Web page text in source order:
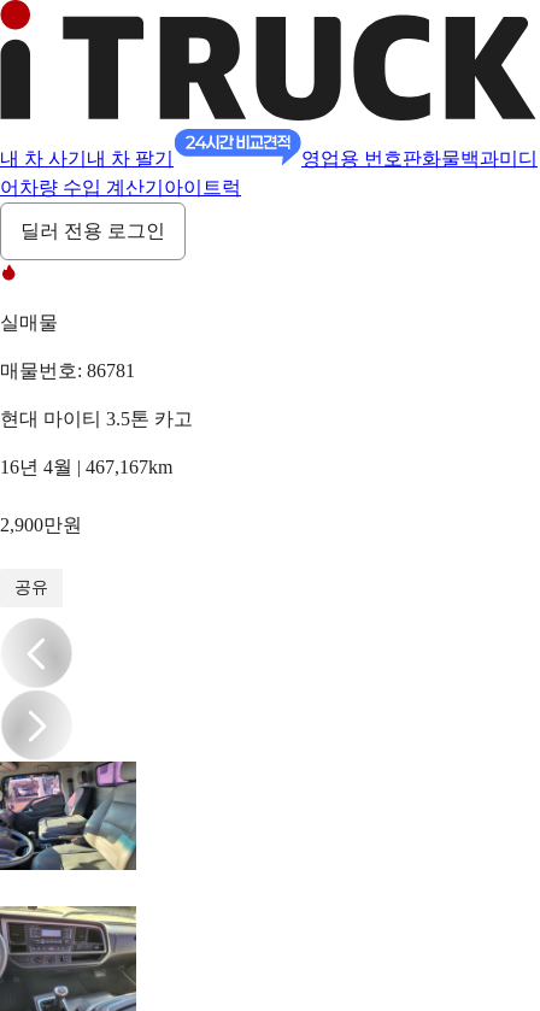
내 차 사기 내 차 팔기 영업용 번호판화물백과미디
어 차량 수입 계산기 아이트럭
딜러 전용 로그인
실매물
매물번호: 86781
현대 마이티 3.5톤 카고
16년 4월 | 467,167km
2,900만원
공유
/9